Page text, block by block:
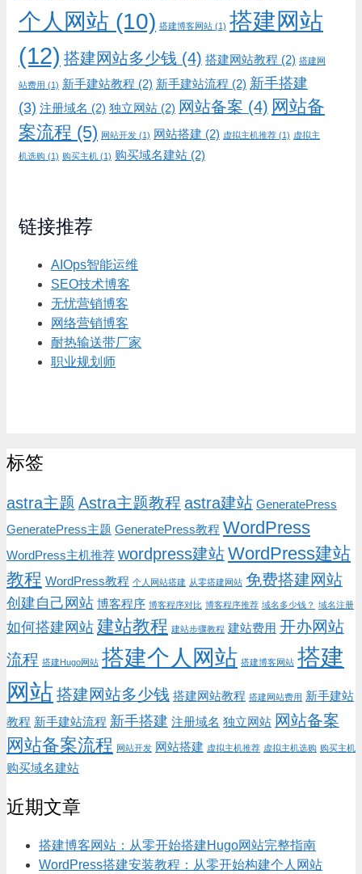
个人网站 (10) 搭建博客网站 (1) 搭建网站
(12) 搭建网站多少钱 (4) 搭建网站教程 (2) 搭建网
站费用 (1) 新手建站教程 (2) 新手建站流程 (2) 新手搭建
(3) 注册域名 (2) 独立网站 (2) 网站备案 (4) 网站备
案流程 (5) 网站开发 (1) 网站搭建 (2) 虚拟主机推荐 (1) 虚拟主
机选购 (1) 购买主机 (1) 购买域名建站 (2)
链接推荐
AIOps智能运维
SEO技术博客
无忧营销博客
网络营销博客
耐热输送带厂家
职业规划师
标签
astra主题 Astra主题教程 astra建站 GeneratePress
GeneratePress主题 GeneratePress教程 WordPress
WordPress主机推荐 wordpress建站WordPress建站
教程 WordPress教程 个人网站搭建 从零搭建网站 免费搭建网站
创建自己网站 博客程序 博客程序对比 博客程序推荐 域名多少钱？ 域名注册
如何搭建网站 建站教程 建站步骤教程 建站费用 开办网站
流程 搭建Hugo网站 搭建个人网站 搭建博客网站 搭建
网站 搭建网站多少钱 搭建网站教程 搭建网站费用 新手建站
教程 新手建站流程 新手搭建 注册域名 独立网站 网站备案
网站备案流程 网站开发 网站搭建 虚拟主机推荐 虚拟主机选购 购买主机
购买域名建站
近期文章
搭建博客网站：从零开始搭建Hugo网站完整指南
WordPress搭建安装教程：从零开始构建个人网站